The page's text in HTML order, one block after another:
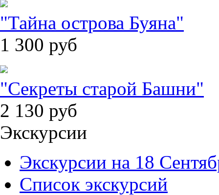
"Тайна острова Буяна"
1 300 руб
"Секреты старой Башни"
2 130 руб
Экскурсии
Экскурсии на 18
Список экскурсий